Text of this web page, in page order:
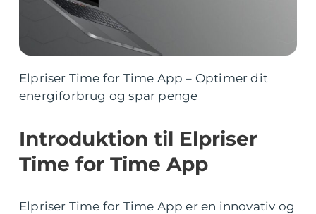
Elpriser Time for Time App – Optimer dit
energiforbrug og spar penge
Introduktion til Elpriser
Time for Time App
Elpriser Time for Time App er en innovativ og